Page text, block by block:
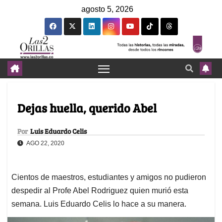
agosto 5, 2026
Dejas huella, querido Abel
Por Luis Eduardo Celis
AGO 22, 2020
Cientos de maestros, estudiantes y amigos no pudieron
despedir al Profe Abel Rodriguez quien murió esta
semana. Luis Eduardo Celis lo hace a su manera.